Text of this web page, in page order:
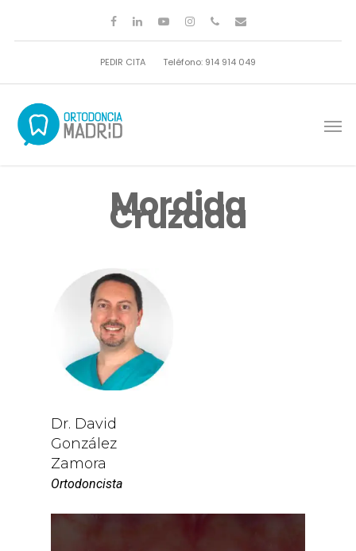
PEDIR CITA Teléfono: 914 914 049
Mordida
Cruzada
Dr. David
González
Zamora
Ortodoncista